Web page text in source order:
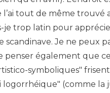
l’ai tout de même trouvé
je trop latin pour
scandinave. Je ne peux
penser également que
symboliques"
logorrhéique" (comme la